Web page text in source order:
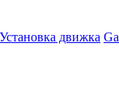
Установка движка